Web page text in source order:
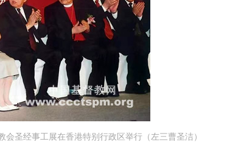
会圣经事工展在香港特别行政区举行（左三曹圣洁）